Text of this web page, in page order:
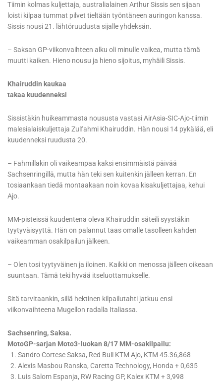
Tiimin kolmas kuljettaja, australialainen Arthur Sissis sen sijaan
loisti kilpaa tummat pilvet tieltään työntäneen auringon kanssa.
Sissis nousi 21. lähtöruudusta sijalle yhdeksän.
– Saksan GP-viikonvaihteen alku oli minulle vaikea, mutta tämä
muutti kaiken. Hieno nousu ja hieno sijoitus, myhäili Sissis.
Khairuddin kaukaa
takaa kuudenneksi
Sissistäkin huikeammasta noususta vastasi AirAsia-SIC-Ajo-tiimin
malesialaiskuljettaja Zulfahmi Khairuddin. Hän nousi 14 pykälää, eli
kuudenneksi ruudusta 20.
– Fahmillakin oli vaikeampaa kaksi ensimmäistä päivää
Sachsenringillä, mutta hän teki sen kuitenkin jälleen kerran. En
tosiaankaan tiedä montaakaan noin kovaa kisakuljettajaa, kehui
Ajo.
MM-pisteissä kuudentena oleva Khairuddin säteili syystäkin
tyytyväisyyttä. Hän on palannut taas omalle tasolleen kahden
vaikeamman osakilpailun jälkeen.
– Olen tosi tyytyväinen ja iloinen. Kaikki on menossa jälleen oikeaan
suuntaan. Tämä teki hyvää itseluottamukselle.
Sitä tarvitaankin, sillä hektinen kilpailutahti jatkuu ensi
viikonvaihteena Mugellon radalla Italiassa.
Sachsenring, Saksa.
MotoGP-sarjan Moto3-luokan 8/17 MM-osakilpailu:
1. Sandro Cortese Saksa, Red Bull KTM Ajo, KTM 45.36,868
2. Alexis Masbou Ranska, Caretta Technology, Honda + 0,635
3. Luis Salom Espanja, RW Racing GP, Kalex KTM + 3,998